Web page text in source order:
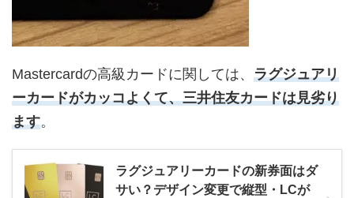
Mastercardの高級カードに関しては、 ラグジュアリ
ーカードがカッコよくて、三井住友カードは見劣り
ます。
ラグジュアリーカードの新券面はダ
サい？デザイン変更で縦型・LCが